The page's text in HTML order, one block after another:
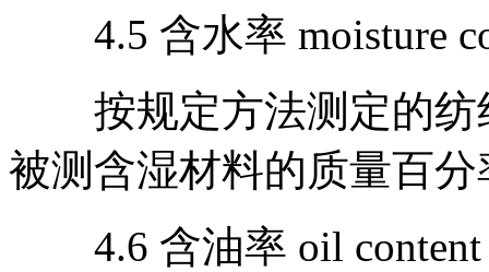
4.5 含水率 moisture
按规定方法测定的纺
被测含湿材料的质量百分
4.6 含油率 oil content